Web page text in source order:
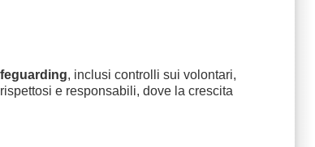
, inclusi controlli sui volontari,
e responsabili, dove la crescita